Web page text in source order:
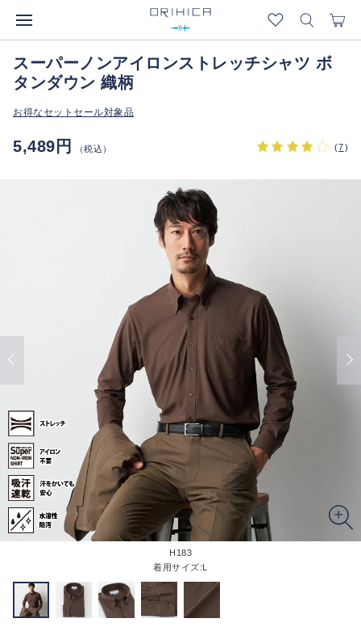
スーパーノンアイロンストレッチシャツ ボ
タンダウン 織柄
お得なセットセール対象品
5,489円 （税込） (7)
H183
着用サイズ:L